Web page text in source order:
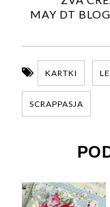
MAY DT
KARTKI
SCRAPPASJA